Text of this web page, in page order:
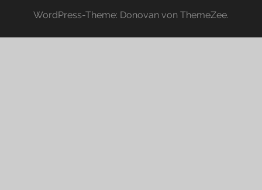
WordPress-Theme: Donovan von ThemeZee.